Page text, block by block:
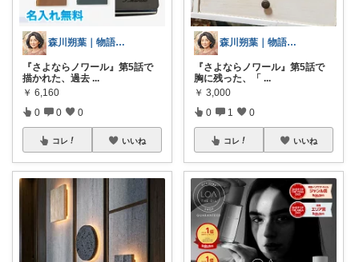
森川朔葉｜物語の余韻を暮らしへ
『さよならノワール』第5話で
描かれた、過去 ...
￥ 6,160
0 0 0
コレ いいね
森川朔葉｜物語の余韻を暮らしへ
『さよならノワール』第5話で
胸に残った、「 ...
￥ 3,000
0 1 0
コレ いいね